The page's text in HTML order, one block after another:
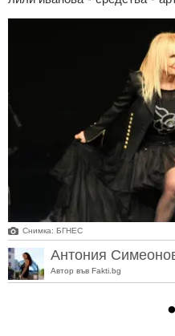
Снимка: БГНЕС
Антония
Автор във Fakti.bg